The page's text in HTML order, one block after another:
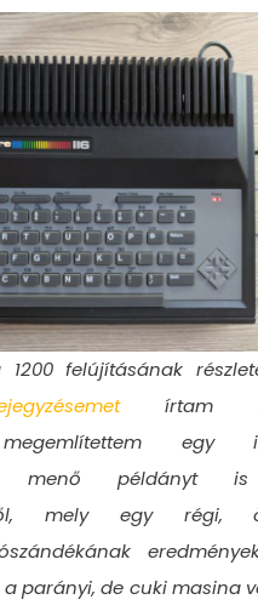
felújításának
írtam
megemlítettem egy
menő példányt
mely egy régi,
a parányi, de cuki masina